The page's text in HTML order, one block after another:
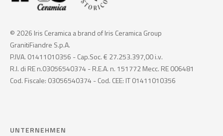
© 2026 Iris Ceramica a brand of Iris Ceramica Group
GranitiFiandre S.p.A.
P.IVA. 01411010356 - Cap.Soc. € 27.253.397,00 i.v.
R.I. di RE n.03056540374 - R.E.A. n. 151772 Mecc. RE 006481
Cod. Fiscale: 03056540374 - Cod. CEE: IT 01411010356
UNTERNEHMEN